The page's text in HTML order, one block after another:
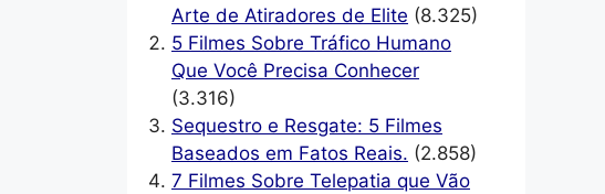
Arte de Atiradores de Elite (8.325)
5 Filmes Sobre Tráfico Humano
Que Você Precisa Conhecer
(3.316)
Sequestro e Resgate: 5 Filmes
Baseados em Fatos Reais. (2.858)
7 Filmes Sobre Telepatia que Vão